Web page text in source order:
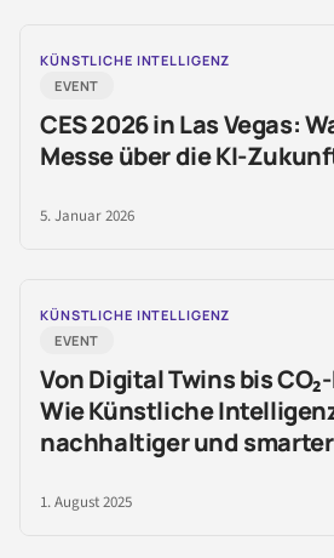
KÜNSTLICHE INTELLIGENZ
EVENT
CES 2026 in Las Vegas:
Messe über die KI-
5. Januar 2026
KÜNSTLICHE INTELLIGENZ
EVENT
Von Digital Twins bis
Wie Künstliche
nachhaltiger und
1. August 2025